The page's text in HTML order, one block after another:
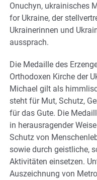
Onuchyn, ukrainisches
for Ukraine, der
Ukrainerinnen und
aussprach.
Die Medaille des
Orthodoxen Kirche der
Michael gilt als
steht für Mut, Schutz,
für das Gute. Die
in herausragender
Schutz von
sowie durch geistliche,
Aktivitäten einsetzen.
Auszeichnung von